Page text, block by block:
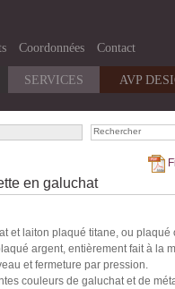
Coordonnées Contact
SERVICES AVP
en galuchat
et laiton plaqué titane, ou plaqué
argent, entièrement fait à la
et fermeture par pression.
couleurs de galuchat et de